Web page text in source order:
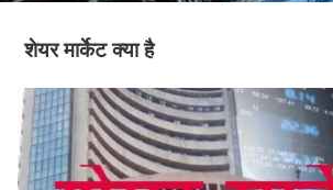
शेयर मार्केट क्या है